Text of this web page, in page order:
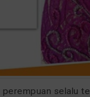
selalu